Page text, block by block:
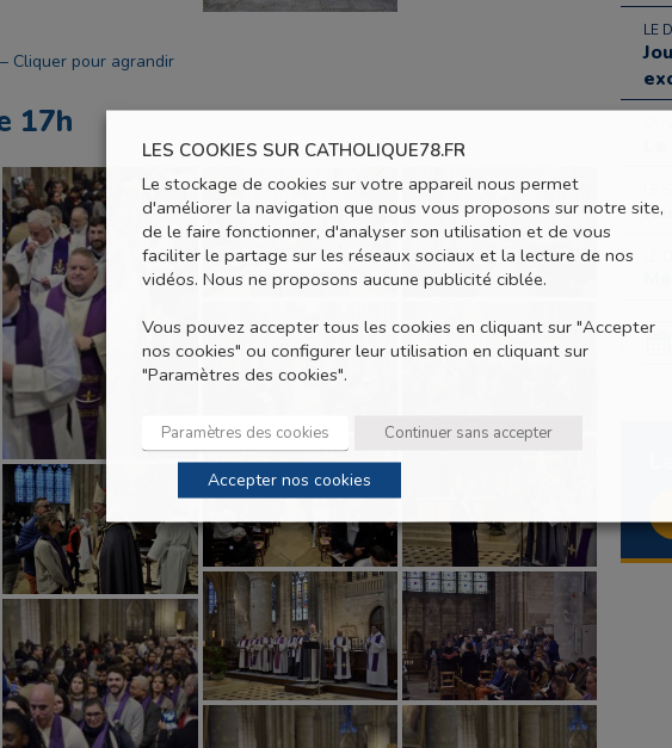
Cliquer pour agrandir
17h
LE
LES COOKIES SUR CATHOLIQUE78.FR
Le stockage de cookies sur votre appareil nous permet
d'améliorer la navigation que nous vous proposons sur notre site,
de le faire fonctionner, d'analyser son utilisation et de vous
faciliter le partage sur les réseaux sociaux et la lecture de nos
vidéos. Nous ne proposons aucune publicité ciblée.
Vous pouvez accepter tous les cookies en cliquant sur "Accepter
nos cookies" ou configurer leur utilisation en cliquant sur
"Paramètres des cookies".
Paramètres des cookies Continuer sans accepter
Accepter nos cookies